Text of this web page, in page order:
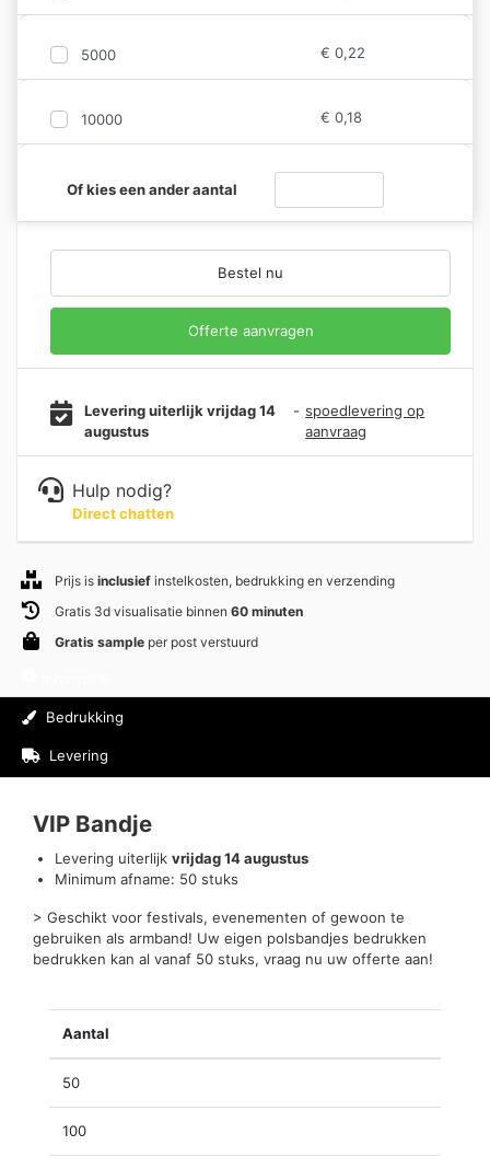
5000 € 0,22
10000 € 0,18
Of kies een ander aantal VIP Bandje quantity
Bestel nu
Offerte aanvragen
Levering uiterlijk vrijdag 14
augustus
- spoedlevering op
aanvraag
Hulp nodig?
Direct chatten
Prijs is inclusief instelkosten, bedrukking en verzending
Gratis 3d visualisatie binnen 60 minuten
Gratis sample per post verstuurd
Bedrukking
Levering
VIP Bandje
Levering uiterlijk vrijdag 14 augustus
Minimum afname: 50 stuks
> Geschikt voor festivals, evenementen of gewoon te
gebruiken als armband! Uw eigen polsbandjes bedrukken
bedrukken kan al vanaf 50 stuks, vraag nu uw offerte aan!
Aantal
50
100